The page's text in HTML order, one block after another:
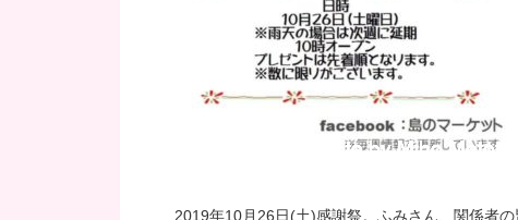
2019年10月26日(土)感謝祭。ふみさん、関係者